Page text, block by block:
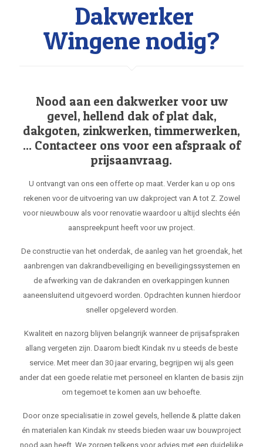
Dakwerker
Wingene nodig?
Nood aan een dakwerker voor uw
gevel, hellend dak of plat dak,
dakgoten, zinkwerken, timmerwerken,
... Contacteer ons voor een afspraak of
prijsaanvraag.
U ontvangt van ons een offerte op maat. Verder kan u op ons
rekenen voor de uitvoering van uw dakproject van A tot Z. Zowel
voor nieuwbouw als voor renovatie waardoor u altijd slechts één
aanspreekpunt heeft voor uw project.
De constructie van het onderdak, de aanleg van het groendak, het
aanbrengen van dakrandbeveiliging en beveiligingssystemen en
de afwerking van de dakranden en overkappingen kunnen
aaneensluitend uitgevoerd worden. Opdrachten kunnen hierdoor
sneller opgeleverd worden.
Kwaliteit en nazorg blijven belangrijk wanneer de prijsafspraken
allang vergeten zijn. Daarom biedt Kindak nv u steeds de beste
service. Met meer dan 30 jaar ervaring, begrijpen wij als geen
ander dat een goede relatie met personeel en klanten de basis zijn
om tegemoet te komen aan uw behoefte.
Door onze specialisatie in zowel gevels, hellende & platte daken
én materialen kan Kindak nv steeds bieden waar uw bouwproject
nood aan heeft. We zorgen telkens voor advies met een duidelijke